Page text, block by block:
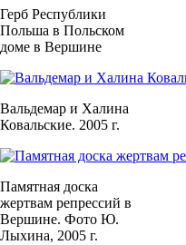
Герб Республики
Польша в Польском
доме в Вершине
Вальдемар и Халина
Ковальские. 2005 г.
Памятная доска
жертвам репрессий в
Вершине. Фото Ю.
Лыхина, 2005 г.